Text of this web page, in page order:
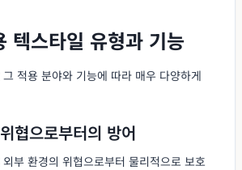
텍스타일 유형과 기능
적용 분야와 기능에 따라 매우 다양하게
협으로부터의 방어
부 환경의 위협으로부터 물리적으로 보호